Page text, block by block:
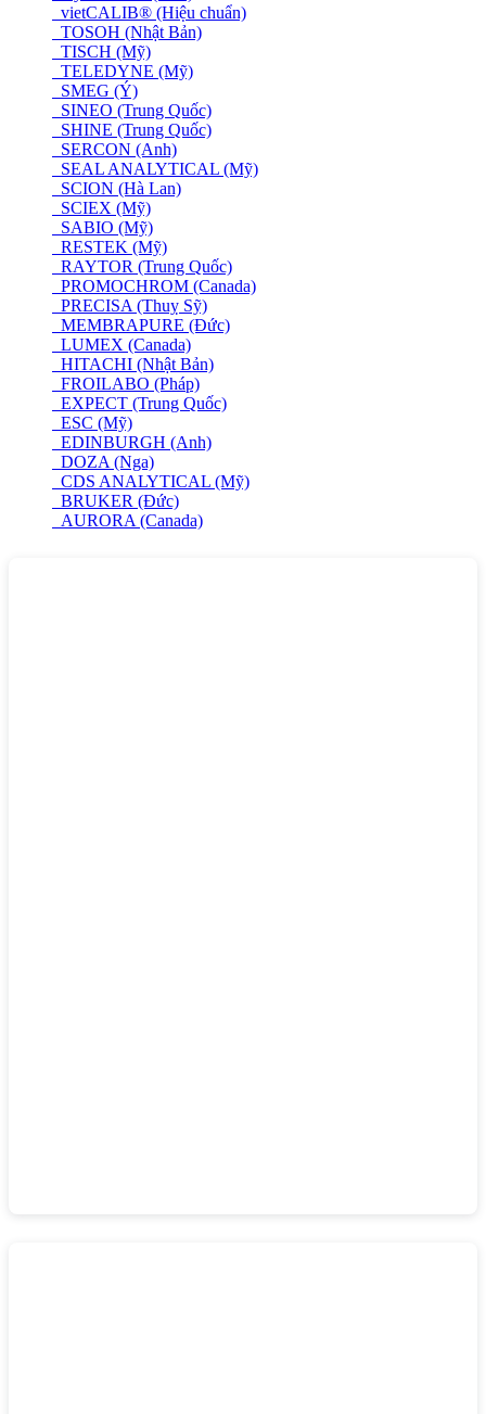
vietCALIB® (Hiệu chuẩn)
TOSOH (Nhật Bản)
TISCH (Mỹ)
TELEDYNE (Mỹ)
SMEG (Ý)
SINEO (Trung Quốc)
SHINE (Trung Quốc)
SERCON (Anh)
SEAL ANALYTICAL (Mỹ)
SCION (Hà Lan)
SCIEX (Mỹ)
SABIO (Mỹ)
RESTEK (Mỹ)
RAYTOR (Trung Quốc)
PROMOCHROM (Canada)
PRECISA (Thuỵ Sỹ)
MEMBRAPURE (Đức)
LUMEX (Canada)
HITACHI (Nhật Bản)
FROILABO (Pháp)
EXPECT (Trung Quốc)
ESC (Mỹ)
EDINBURGH (Anh)
DOZA (Nga)
CDS ANALYTICAL (Mỹ)
BRUKER (Đức)
AURORA (Canada)